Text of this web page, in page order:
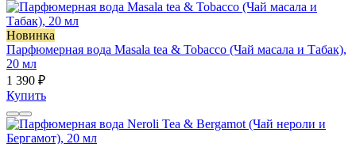
Новинка
Парфюмерная вода Masala tea & Tobacco (Чай масала и Табак),
20 мл
1 390 ₽
Купить